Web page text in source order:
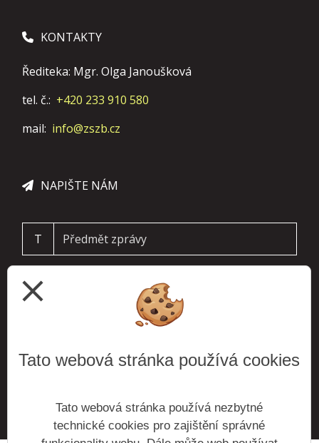
KONTAKTY
Řediteka: Mgr. Olga Janoušková
tel. č.: +420 233 910 580
mail: info@zszb.cz
NAPIŠTE NÁM
T
ODESLAT
close
Tato webová stránka používá cookies
Tato webová stránka používá nezbytné
technické cookies pro zajištění správné